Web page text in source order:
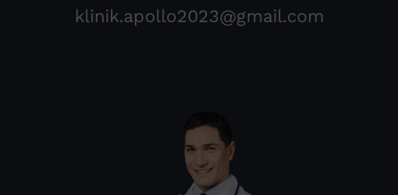
klinik.apollo2023@gmail.com